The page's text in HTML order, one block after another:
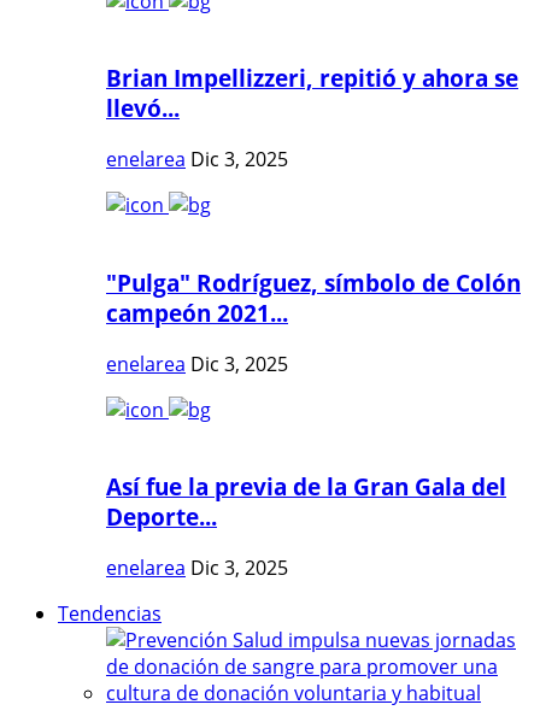
Brian Impellizzeri, repitió y ahora se
llevó...
enelarea Dic 3, 2025
"Pulga" Rodríguez, símbolo de Colón
campeón 2021...
enelarea Dic 3, 2025
Así fue la previa de la Gran Gala del
Deporte...
enelarea Dic 3, 2025
Tendencias